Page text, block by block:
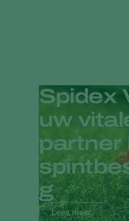
Spidex
uw
partner
g
Lees meer